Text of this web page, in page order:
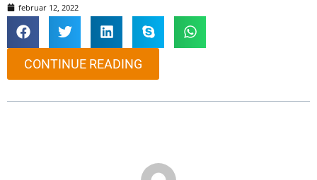
februar 12, 2022
CONTINUE READING